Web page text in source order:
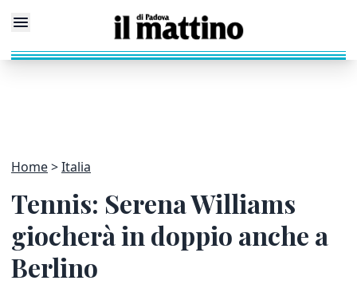
Home Italia
Tennis: Serena Williams
giocherà in doppio anche a
Berlino